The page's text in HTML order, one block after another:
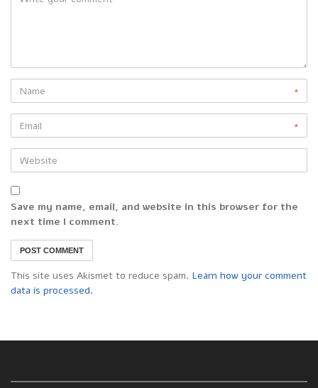
*
*
Save my name, email, and website in this browser for the
next time I comment.
This site uses Akismet to reduce spam. Learn how your comment
data is processed.